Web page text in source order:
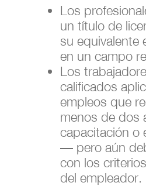
Los
un título de
su equivalente
en un campo
Los
calificados
empleos que
menos de dos
capacitación o
— pero aún
con los
del empleador.